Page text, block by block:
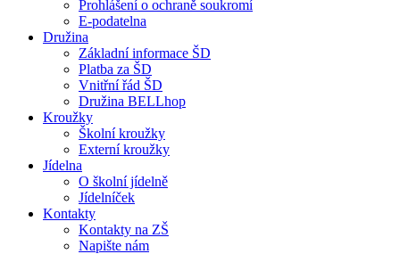
Prohlášení o ochraně soukromí
E-podatelna
Družina
Základní informace ŠD
Platba za ŠD
Vnitřní řád ŠD
Družina BELLhop
Kroužky
Školní kroužky
Externí kroužky
Jídelna
O školní jídelně
Jídelníček
Kontakty
Kontakty na ZŠ
Napište nám